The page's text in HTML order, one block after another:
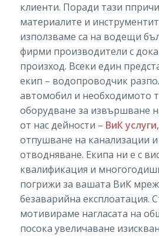
клиенти. Поради тази
материалите и
използваме са на водещи
фирми производители с
произход. Всеки един
екип – водопроводчик
автомобил и необходимото
оборудване за извършване
от нас дейности – ВиК услуги
отпушване на канализации и
отводняване. Екипа ни е с
квалификация и
погрижи за вашата ВиК
безаварийна експлоатация.
мотивираме нагласата на
посока увеличаване